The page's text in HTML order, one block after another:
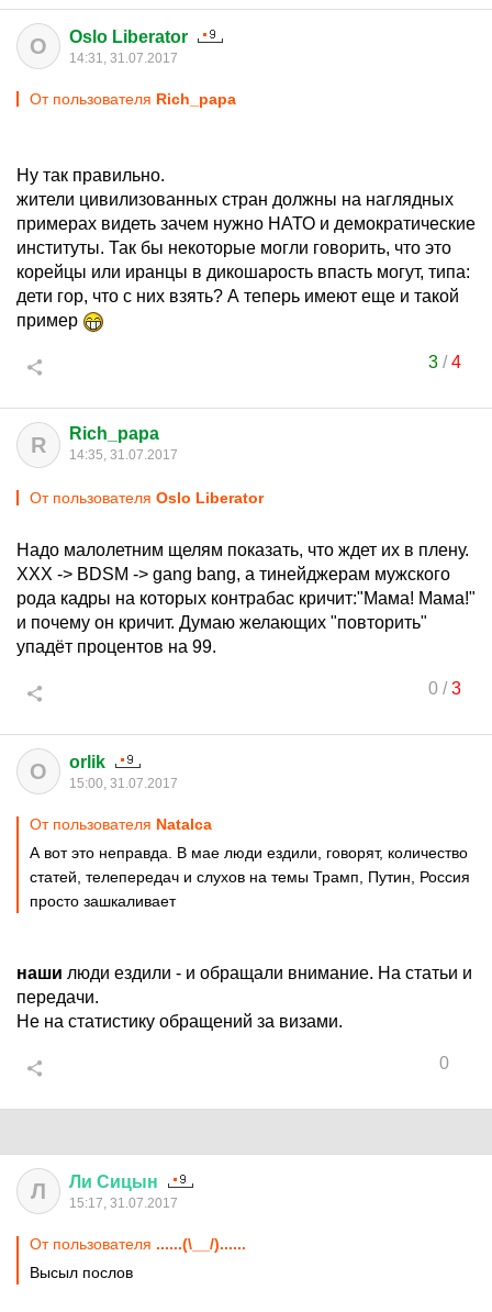
O Oslo Liberator
14:31, 31.07.2017
От пользователя Rich_papa
Ну так правильно.
жители цивилизованных стран должны на наглядных
примерах видеть зачем нужно НАТО и демократические
институты. Так бы некоторые могли говорить, что это
корейцы или иранцы в дикошарость впасть могут, типа:
дети гор, что с них взять? А теперь имеют еще и такой
пример
3/4
R Rich_papa
14:35, 31.07.2017
От пользователя Oslo Liberator
Надо малолетним щелям показать, что ждет их в плену.
XXX -> BDSM -> gang bang, а тинейджерам мужского
рода кадры на которых контрабас кричит:"Мама! Мама!"
и почему он кричит. Думаю желающих "повторить"
упадёт процентов на 99.
0/3
O orlik
15:00, 31.07.2017
От пользователя Natalca
А вот это неправда. В мае люди ездили, говорят, количество
статей, телепередач и слухов на темы Трамп, Путин, Россия
просто зашкаливает
наши люди ездили - и обращали внимание. На статьи и
передачи.
Не на статистику обращений за визами.
0
Л Ли Сицын
15:17, 31.07.2017
От пользователя ......(\__/)......
Высыл послов